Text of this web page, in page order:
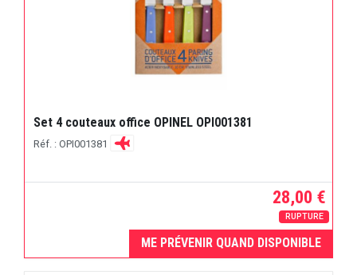
Set 4 couteaux office OPINEL OPI001381
Réf. : OPI001381
28,00 €
RUPTURE
ME PRÉVENIR QUAND DISPONIBLE